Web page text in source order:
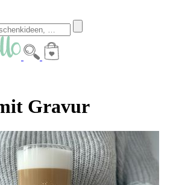
Gravur